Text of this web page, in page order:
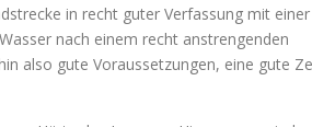
in recht guter Verfassung mit einer
nach einem recht anstrengenden
also gute Voraussetzungen, eine gute